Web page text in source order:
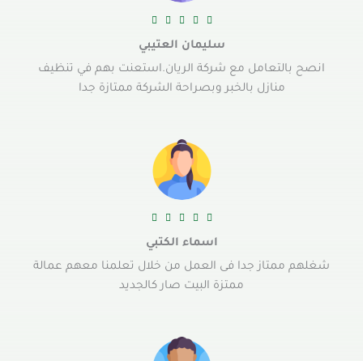





سليمان العتيبي
انصح بالتعامل مع شركة الريان.استعنت بهم في تنظيف
منازل بالخبر وبصراحة الشركة ممتازة جدا





اسماء الكتبي
شغلهم ممتاز جدا فى العمل من خلال تعلمنا معهم عمالة
ممتزة البيت صار كالجديد